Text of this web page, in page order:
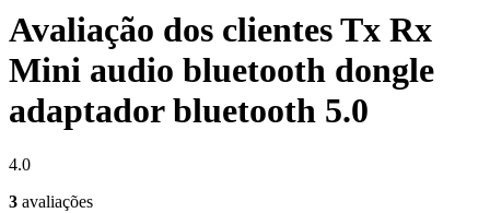
Avaliação dos clientes Tx Rx
Mini audio bluetooth dongle
adaptador bluetooth 5.0
4.0
3 avaliações